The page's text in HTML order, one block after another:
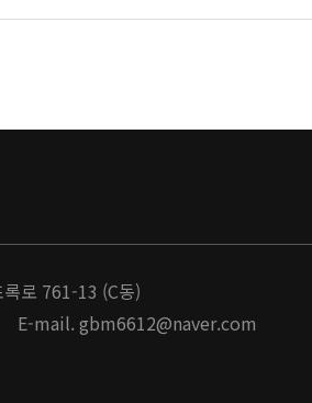
로 761-13 (C동)
E-mail. gbm6612@naver.com